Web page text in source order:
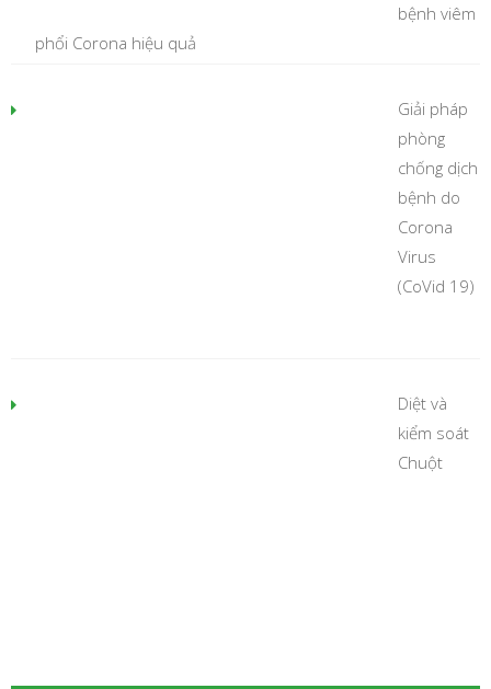
bệnh viêm
phổi Corona hiệu quả
Giải pháp
phòng
chống dịch
bệnh do
Corona
Virus
(CoVid 19)
Diệt và
kiểm soát
Chuột